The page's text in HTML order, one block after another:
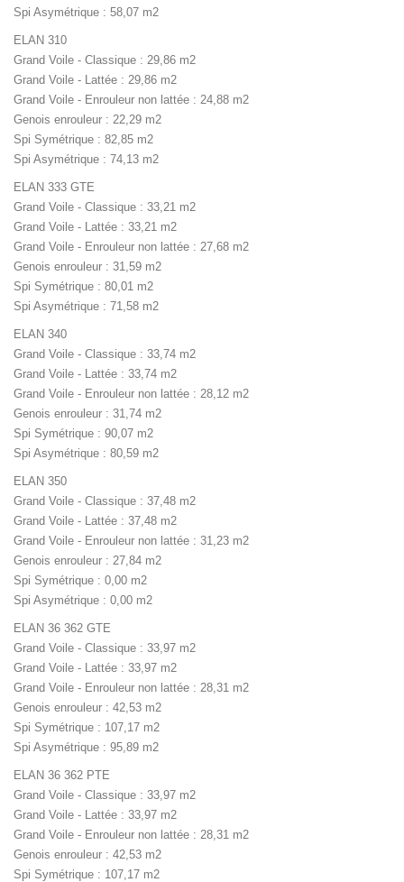
Spi Asymétrique : 58,07 m2
ELAN 310
Grand Voile - Classique : 29,86 m2
Grand Voile - Lattée : 29,86 m2
Grand Voile - Enrouleur non lattée : 24,88 m2
Genois enrouleur : 22,29 m2
Spi Symétrique : 82,85 m2
Spi Asymétrique : 74,13 m2
ELAN 333 GTE
Grand Voile - Classique : 33,21 m2
Grand Voile - Lattée : 33,21 m2
Grand Voile - Enrouleur non lattée : 27,68 m2
Genois enrouleur : 31,59 m2
Spi Symétrique : 80,01 m2
Spi Asymétrique : 71,58 m2
ELAN 340
Grand Voile - Classique : 33,74 m2
Grand Voile - Lattée : 33,74 m2
Grand Voile - Enrouleur non lattée : 28,12 m2
Genois enrouleur : 31,74 m2
Spi Symétrique : 90,07 m2
Spi Asymétrique : 80,59 m2
ELAN 350
Grand Voile - Classique : 37,48 m2
Grand Voile - Lattée : 37,48 m2
Grand Voile - Enrouleur non lattée : 31,23 m2
Genois enrouleur : 27,84 m2
Spi Symétrique : 0,00 m2
Spi Asymétrique : 0,00 m2
ELAN 36 362 GTE
Grand Voile - Classique : 33,97 m2
Grand Voile - Lattée : 33,97 m2
Grand Voile - Enrouleur non lattée : 28,31 m2
Genois enrouleur : 42,53 m2
Spi Symétrique : 107,17 m2
Spi Asymétrique : 95,89 m2
ELAN 36 362 PTE
Grand Voile - Classique : 33,97 m2
Grand Voile - Lattée : 33,97 m2
Grand Voile - Enrouleur non lattée : 28,31 m2
Genois enrouleur : 42,53 m2
Spi Symétrique : 107,17 m2